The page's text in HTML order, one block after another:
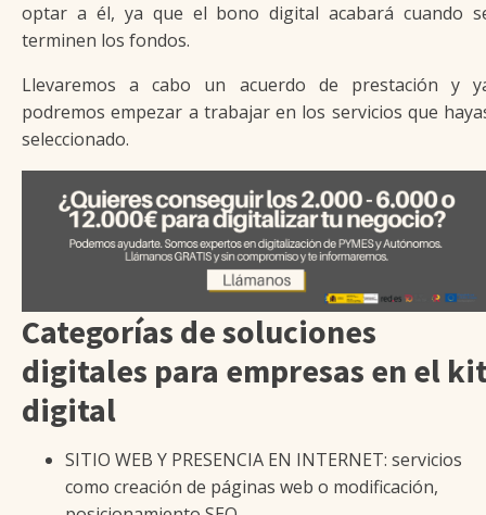
optar a él, ya que el bono digital acabará cuando
terminen los fondos.
Llevaremos a cabo un acuerdo de prestación y
podremos empezar a trabajar en los servicios que
seleccionado.
Categorías de soluciones
digitales para empresas en el
digital
SITIO WEB Y PRESENCIA EN INTERNET: servicios
como creación de páginas web o modificación,